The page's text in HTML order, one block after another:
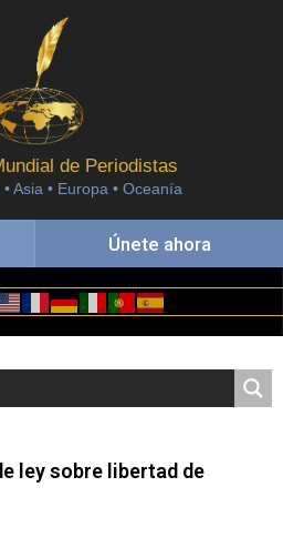
de Periodistas
Asia • Europa • Oceanía
Únete ahora
ley sobre libertad de